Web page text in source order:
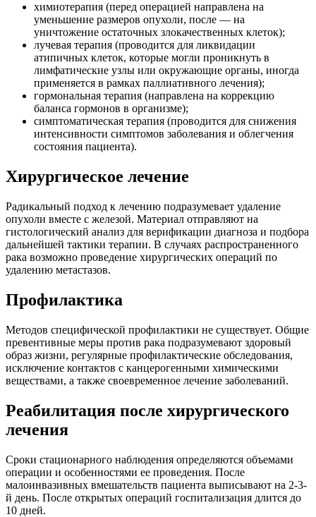
химиотерапия (перед операцией направлена на
уменьшение размеров опухоли, после — на
уничтожение остаточных злокачественных клеток);
лучевая терапия (проводится для ликвидации
атипичных клеток, которые могли проникнуть в
лимфатические узлы или окружающие органы, иногда
применяется в рамках паллиативного лечения);
гормональная терапия (направлена на коррекцию
баланса гормонов в организме);
симптоматическая терапия (проводится для снижения
интенсивности симптомов заболевания и облегчения
состояния пациента).
Хирургическое лечение
Радикальный подход к лечению подразумевает удаление
опухоли вместе с железой. Материал отправляют на
гистологический анализ для верификации диагноза и подбора
дальнейшей тактики терапии. В случаях распространенного
рака возможно проведение хирургических операций по
удалению метастазов.
Профилактика
Методов специфической профилактики не существует. Общие
превентивные меры против рака подразумевают здоровый
образ жизни, регулярные профилактические обследования,
исключение контактов с канцерогенными химическими
веществами, а также своевременное лечение заболеваний.
Реабилитация после хирургического
лечения
Сроки стационарного наблюдения определяются объемами
операции и особенностями ее проведения. После
малоинвазивных вмешательств пациента выписывают на 2-3-
й день. После открытых операций госпитализация длится до
10 дней.